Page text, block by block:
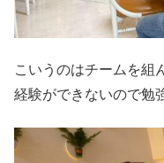
こいうのはチームを組
経験ができないので勉